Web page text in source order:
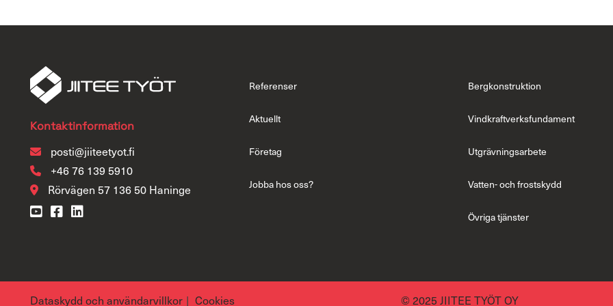
Kontaktinformation
posti@jiiteetyot.fi
+46 76 139 5910
Rörvägen 57 136 50 Haninge
Referenser
Aktuellt
Företag
Jobba hos oss?
Bergkonstruktion
Vindkraftverksfundament
Utgrävningsarbete
Vatten- och frostskydd
Övriga tjänster
Dataskydd och användarvillkor Cookies © 2025 JIITEE TYÖT OY